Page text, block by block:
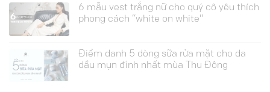
6 mẫu vest trắng nữ cho quý cô yêu thích
phong cách “white on white”
Điểm danh 5 dòng sữa rửa mặt cho da
dầu mụn đỉnh nhất mùa Thu Đông